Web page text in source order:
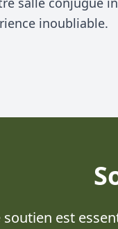
inoubliable.
soutien est